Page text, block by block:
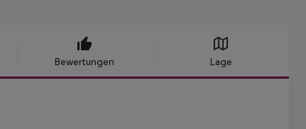
Bewertungen Lage